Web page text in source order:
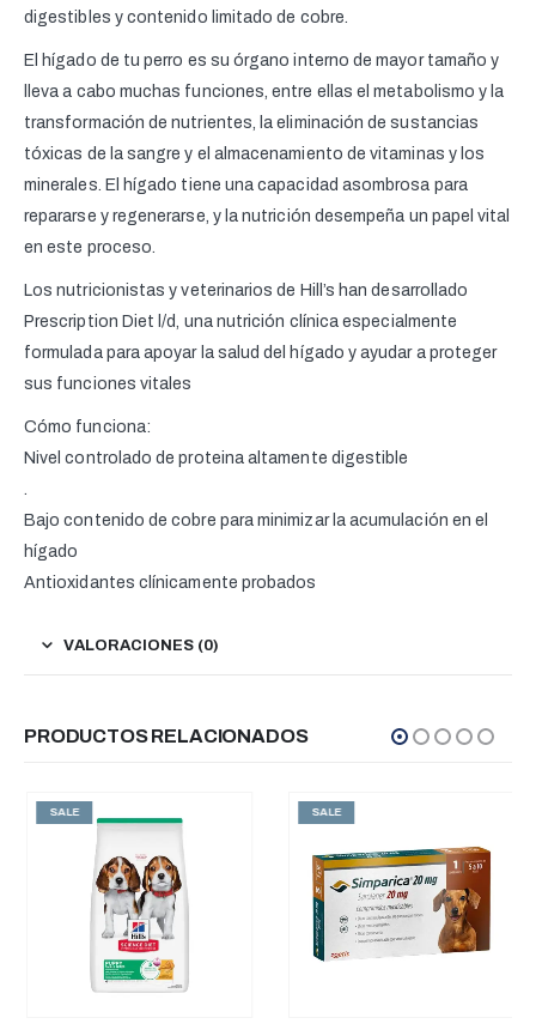
digestibles y contenido limitado de cobre.
El hígado de tu perro es su órgano interno de mayor tamaño y
lleva a cabo muchas funciones, entre ellas el metabolismo y la
transformación de nutrientes, la eliminación de sustancias
tóxicas de la sangre y el almacenamiento de vitaminas y los
minerales. El hígado tiene una capacidad asombrosa para
repararse y regenerarse, y la nutrición desempeña un papel vital
en este proceso.
Los nutricionistas y veterinarios de Hill’s han desarrollado
Prescription Diet l/d, una nutrición clínica especialmente
formulada para apoyar la salud del hígado y ayudar a proteger
sus funciones vitales
Cómo funciona:
Nivel controlado de proteina altamente digestible
Bajo contenido de cobre para minimizar la acumulación en el
hígado
Antioxidantes clínicamente probados
VALORACIONES (0)
PRODUCTOS RELACIONADOS
SALE SALE